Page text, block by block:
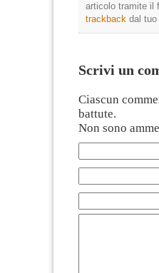
articolo tramite il
trackback dal
Scrivi un
Ciascun
battute.
Non sono